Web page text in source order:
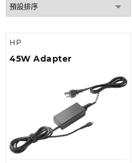
HP
45W Adapter